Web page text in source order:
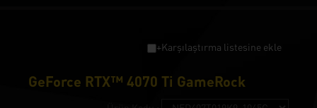
+Karşılaştırma listesine ekle
GeForce RTX™ 4070 Ti GameRock